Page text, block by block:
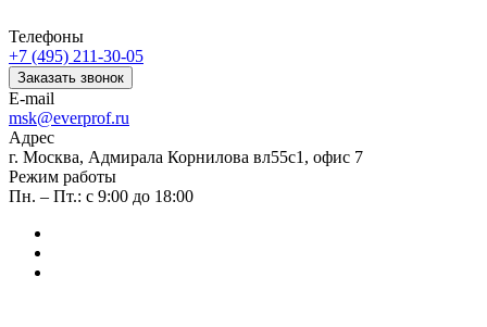
Телефоны
+7 (495) 211-30-05
Заказать звонок
E-mail
msk@everprof.ru
Адрес
г. Москва, Адмирала Корнилова вл55с1, офис 7
Режим работы
Пн. – Пт.: с 9:00 до 18:00